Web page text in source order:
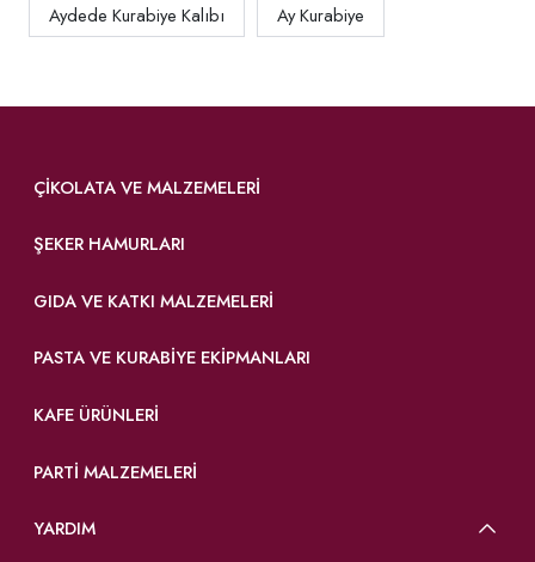
Aydede Kurabiye Kalıbı Ay Kurabiye
ÇIKOLATA VE MALZEMELERI
ŞEKER HAMURLARI
GIDA VE KATKI MALZEMELERI
PASTA VE KURABIYE EKIPMANLARI
KAFE ÜRÜNLERI
PARTI MALZEMELERI
YARDIM